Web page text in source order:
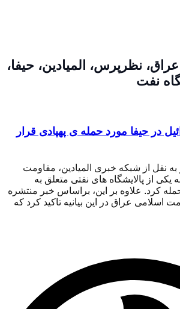
نظرپرس، المیادین، حیفا،
نفت
در حیفا مورد حمله ی پهپادی قرار
نقل از شبکه خبری المیادین، مقاومت
یکی از پالایشگاه های نفتی متعلق به
حمله کرد. علاوه بر این، براساس خبر منتشره
اسلامی عراق در این بیانیه تاکید کرد که